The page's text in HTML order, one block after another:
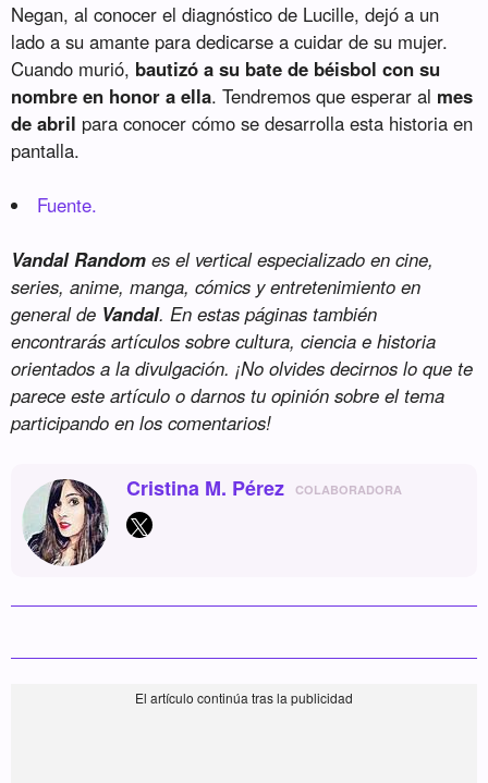
Negan, al conocer el diagnóstico de Lucille, dejó a un
lado a su amante para dedicarse a cuidar de su mujer.
Cuando murió, bautizó a su bate de béisbol con su
nombre en honor a ella. Tendremos que esperar al mes
de abril para conocer cómo se desarrolla esta historia en
pantalla.
Fuente.
Vandal Random es el vertical especializado en cine,
series, anime, manga, cómics y entretenimiento en
general de Vandal. En estas páginas también
encontrarás artículos sobre cultura, ciencia e historia
orientados a la divulgación. ¡No olvides decirnos lo que te
parece este artículo o darnos tu opinión sobre el tema
participando en los comentarios!
Cristina M. Pérez COLABORADORA